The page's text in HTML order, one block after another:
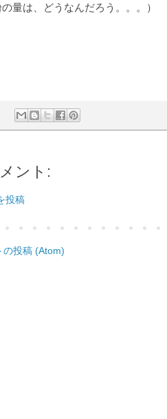
の量は、どうなんだろう。。。）
ント:
投稿
の投稿 (Atom)